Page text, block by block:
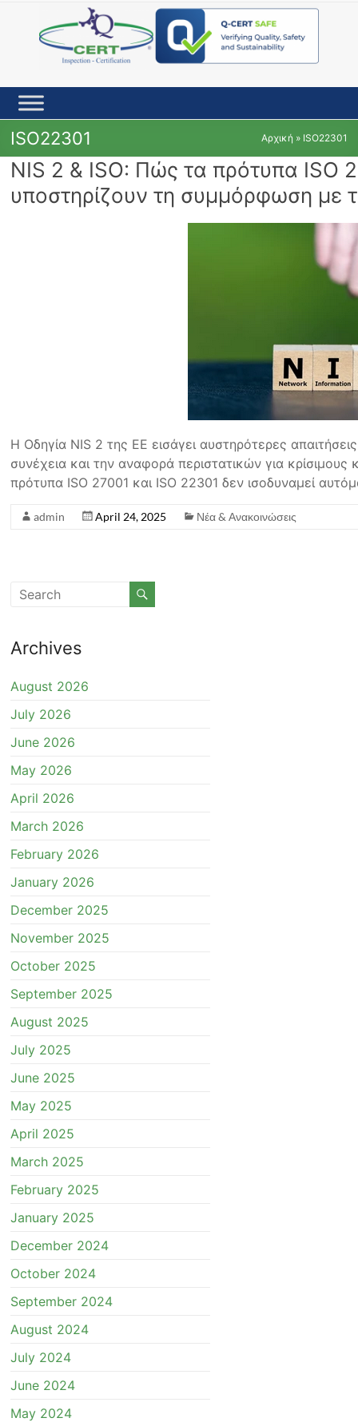
content
ISO22301 Αρχική » ISO22301
NIS 2 & ISO: Πώς τα πρότυπα ISO
υποστηρίζουν τη συμμόρφωση με
Η Οδηγία NIS 2 της ΕΕ εισάγει αυστηρότερες
συνέχεια και την αναφορά περιστατικών για
πρότυπα ISO 27001 και ISO 22301 δεν ισοδυναμεί
admin April 24, 2025 Νέα & Ανακοινώσεις
Archives
August 2026
July 2026
June 2026
May 2026
April 2026
March 2026
February 2026
January 2026
December 2025
November 2025
October 2025
September 2025
August 2025
July 2025
June 2025
May 2025
April 2025
March 2025
February 2025
January 2025
December 2024
October 2024
September 2024
August 2024
July 2024
June 2024
May 2024